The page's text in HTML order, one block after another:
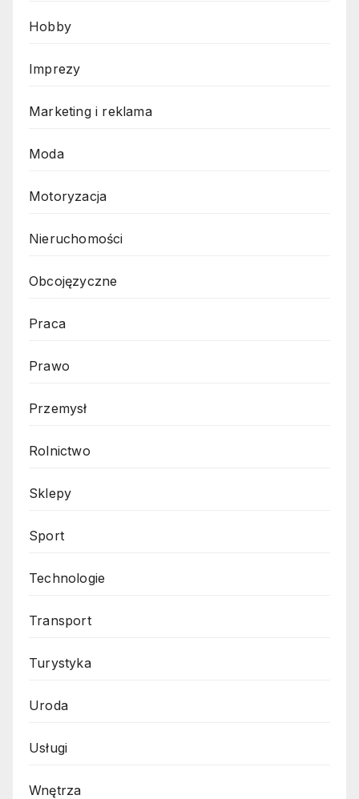
Hobby
Imprezy
Marketing i reklama
Moda
Motoryzacja
Nieruchomości
Obcojęzyczne
Praca
Prawo
Przemysł
Rolnictwo
Sklepy
Sport
Technologie
Transport
Turystyka
Uroda
Usługi
Wnętrza